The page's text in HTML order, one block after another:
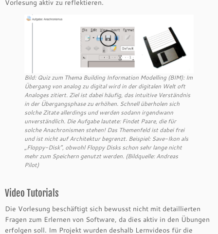
Vorlesung aktiv zu reflektieren.
Bild: Quiz zum Thema Building Information Modelling (BIM): Im
Übergang von analog zu digital wird in der digitalen Welt oft
Analoges zitiert. Ziel ist dabei häufig, das intuitive Verständnis
in der Übergangsphase zu erhöhen. Schnell überholen sich
solche Zitate allerdings und werden sodann irgendwann
unverständlich. Die Aufgabe lautete: Findet Paare, die für
solche Anachronismen stehen! Das Themenfeld ist dabei frei
und ist nicht auf Architektur begrenzt. Beispiel: Save-Ikon als
„Floppy-Disk“, obwohl Floppy Disks schon sehr lange nicht
mehr zum Speichern genutzt werden. (Bildquelle: Andreas
Pilot)
Video Tutorials
Die Vorlesung beschäftigt sich bewusst nicht mit detaillierten
Fragen zum Erlernen von Software, da dies aktiv in den Übungen
erfolgen soll. Im Projekt wurden deshalb Lernvideos für die